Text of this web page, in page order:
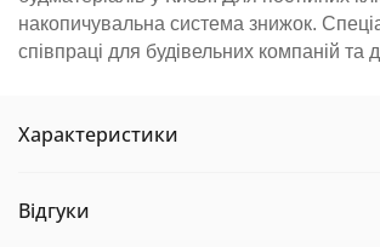
накопичувальна система знижок.
співпраці для будівельних компаній та
Характеристики
Відгуки